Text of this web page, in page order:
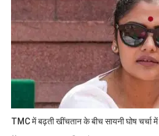
TMC में बढ़ती खींचतान के बीच सायनी घोष चर्चा में